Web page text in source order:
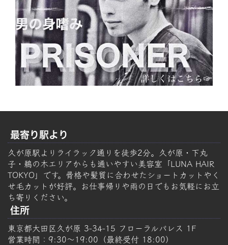
最寄り駅より
久が原駅よりライラック通りを徒歩2分。久が原・下丸
子・鵜の木エリアからも通いやすい美容室「LUNA HAIR
TOKYO」です。骨格や髪質に合わせたショートカットやく
せ毛カットが好評。お仕事帰りや雨の日でもお気軽にお立
ち寄りください。
住所
東京都大田区久が原 3-34-15 フローラルパレス 1F
営業時間：9:30～19:00（最終受付 18:00）